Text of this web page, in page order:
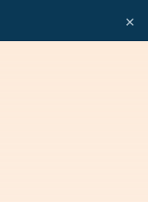
×